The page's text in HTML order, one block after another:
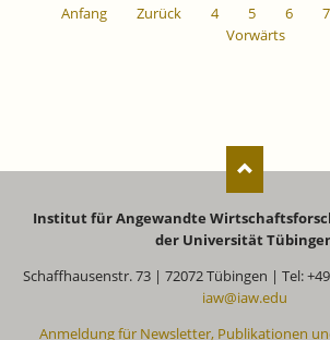
Anfang
Zurück 4 5 6 7
Vorwärts
Institut für Angewandte
der Universität
Schaffhausenstr. 73 | 72072 Tübingen | Tel:
iaw@iaw.edu
Anmeldung für Newsletter, Publikationen